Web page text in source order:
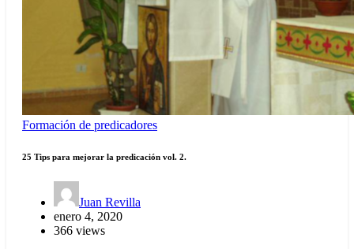
Formación de predicadores
25 Tips para mejorar la predicación vol. 2.
Juan Revilla
enero 4, 2020
366 views